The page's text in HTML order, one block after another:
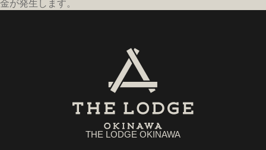
⾦が発⽣します。
THE LODGE OKINAWA